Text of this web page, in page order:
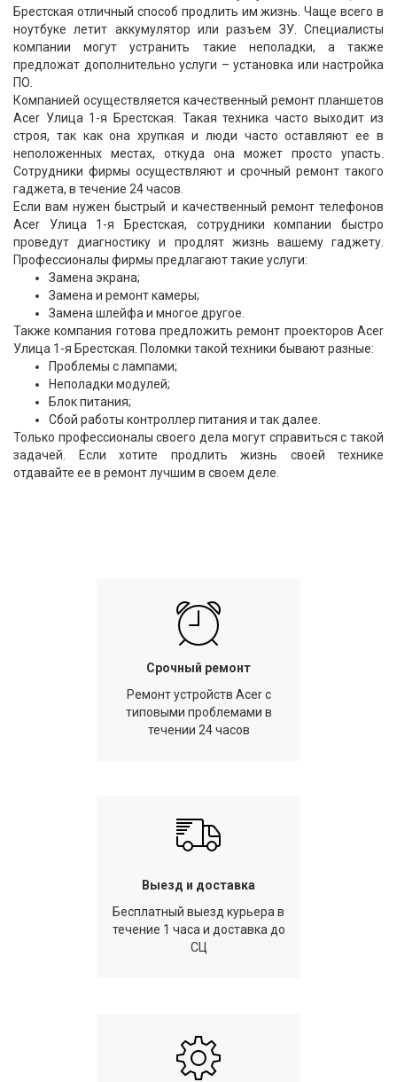
Брестская отличный способ продлить им жизнь. Чаще всего в
ноутбуке летит аккумулятор или разъем ЗУ. Специалисты
компании могут устранить такие неполадки, а также
предложат дополнительно услуги – установка или настройка
ПО.
Компанией осуществляется качественный ремонт планшетов
Acer Улица 1-я Брестская. Такая техника часто выходит из
строя, так как она хрупкая и люди часто оставляют ее в
неположенных местах, откуда она может просто упасть.
Сотрудники фирмы осуществляют и срочный ремонт такого
гаджета, в течение 24 часов.
Если вам нужен быстрый и качественный ремонт телефонов
Acer Улица 1-я Брестская, сотрудники компании быстро
проведут диагностику и продлят жизнь вашему гаджету.
Профессионалы фирмы предлагают такие услуги:
Замена экрана;
Замена и ремонт камеры;
Замена шлейфа и многое другое.
Также компания готова предложить ремонт проекторов Acer
Улица 1-я Брестская. Поломки такой техники бывают разные:
Проблемы с лампами;
Неполадки модулей;
Блок питания;
Сбой работы контроллер питания и так далее.
Только профессионалы своего дела могут справиться с такой
задачей. Если хотите продлить жизнь своей технике
отдавайте ее в ремонт лучшим в своем деле.
Срочный ремонт
Ремонт устройств Acer с
типовыми проблемами в
течении 24 часов
Выезд и доставка
Бесплатный выезд курьера в
течение 1 часа и доставка до
СЦ